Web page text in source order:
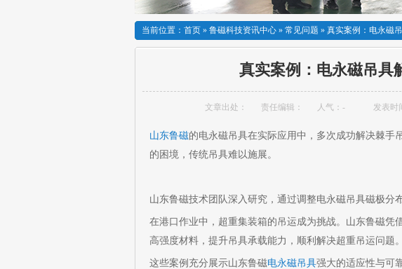
当前位置： 首页 » 鲁磁科技资讯中心 » 常见问题 » 真实案例：电永磁
真实案例：电永磁吊具
文章出处： 责任编辑： 人气： - 发表时
山东鲁磁的电永磁吊具在实际应用中，多次成功解决棘手
的困境，传统吊具难以施展。
山东鲁磁技术团队深入研究，通过调整电永磁吊具磁极分
在港口作业中，超重集装箱的吊运成为挑战。山东鲁磁凭
高强度材料，提升吊具承载能力，顺利解决超重吊运问题。
这些案例充分展示山东鲁磁电永磁吊具强大的适应性与可